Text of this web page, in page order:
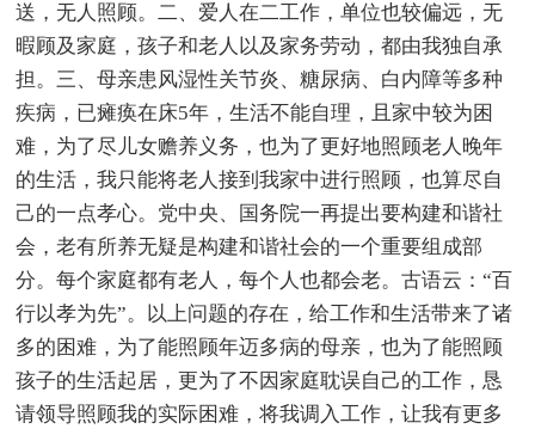
送，无人照顾。二、爱人在二工作，单位也较偏远，无
暇顾及家庭，孩子和老人以及家务劳动，都由我独自承
担。三、母亲患风湿性关节炎、糖尿病、白内障等多种
疾病，已瘫痪在床5年，生活不能自理，且家中较为困
难，为了尽儿女赡养义务，也为了更好地照顾老人晚年
的生活，我只能将老人接到我家中进行照顾，也算尽自
己的一点孝心。党中央、国务院一再提出要构建和谐社
会，老有所养无疑是构建和谐社会的一个重要组成部
分。每个家庭都有老人，每个人也都会老。古语云：“百
行以孝为先”。以上问题的存在，给工作和生活带来了诸
多的困难，为了能照顾年迈多病的母亲，也为了能照顾
孩子的生活起居，更为了不因家庭耽误自己的工作，恳
请领导照顾我的实际困难，将我调入工作，让我有更多